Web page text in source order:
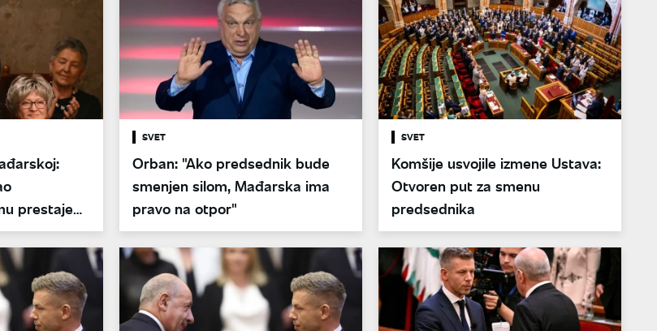
prestaje
SVET
Orban: "Ako predsednik bude
smenjen silom, Mađarska ima
pravo na otpor"
SVET
Komšije usvojile izmene Ustava:
Otvoren put za smenu
predsednika